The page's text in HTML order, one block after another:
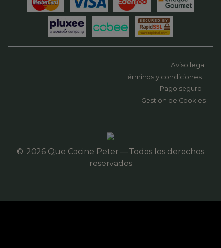
Aviso legal
Términos y condiciones
Pago seguro
Gestión de Cookies
© 2026 Que Cocine Peter — Todos los derechos
reservados